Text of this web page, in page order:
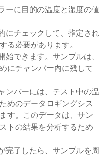
ーに目的の温度と湿度の値
にチェックして、指定され
る必要があります。
始できます。サンプルは、
にチャンバー内に残して
ンバーには、テスト中の温
めのデータロギングシス
す。このデータは、サン
トの結果を分析するため
完了したら、サンプルを周